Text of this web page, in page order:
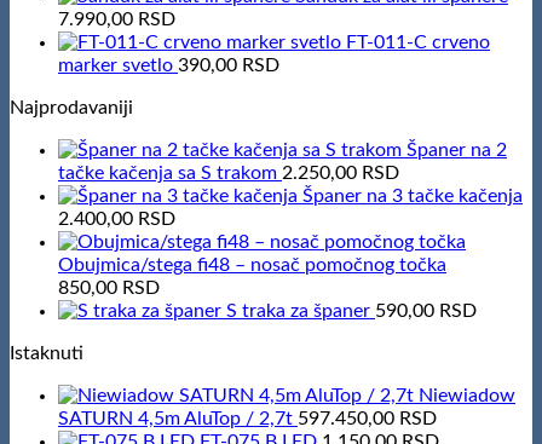
7.990,00 RSD
FT-011-C crveno
marker svetlo 390,00 RSD
Najprodavaniji
Španer na 2
tačke kačenja sa S trakom 2.250,00 RSD
Španer na 3 tačke kačenja
2.400,00 RSD
Obujmica/stega fi48 – nosač pomočnog točka
850,00 RSD
S traka za španer 590,00 RSD
Istaknuti
Niewiadow
SATURN 4,5m AluTop / 2,7t 597.450,00 RSD